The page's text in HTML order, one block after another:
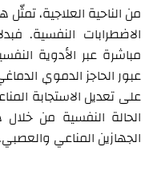
من الناحية العلاجية،
الاضطرابات النفسية.
مباشرة عبر الأدوية
عبور الحاجز الدموي
على تعديل الاستجابة
الحالة النفسية من
الجهازين المناعي والعصبي.